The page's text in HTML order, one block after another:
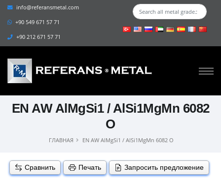
info@referansmetal.com
+90 549 671 57 71
+90 212 671 57 71
EN AW AlMgSi1 / AlSi1MgMn 6082
O
ГЛАВНАЯ EN AW AlMgSi1 / AlSi1MgMn 6082 O
Сравнить Печать Запросить предложение